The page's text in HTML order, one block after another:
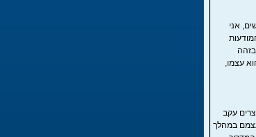
אני
עצמו,
עקב
במהלך